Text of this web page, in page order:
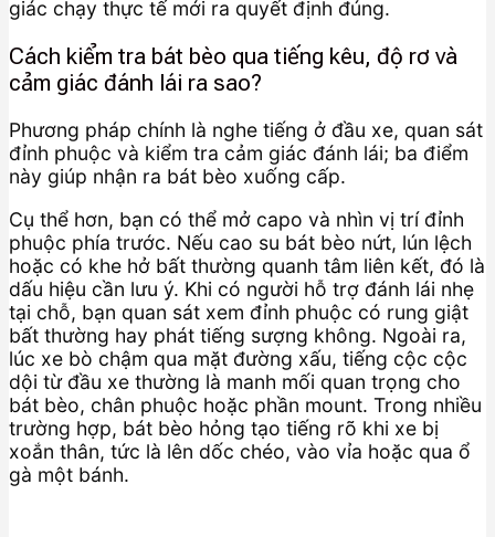
giác chạy thực tế mới ra quyết định đúng.
Cách kiểm tra bát bèo qua tiếng kêu, độ rơ và
cảm giác đánh lái ra sao?
Phương pháp chính là nghe tiếng ở đầu xe, quan sát
đỉnh phuộc và kiểm tra cảm giác đánh lái; ba điểm
này giúp nhận ra bát bèo xuống cấp.
Cụ thể hơn, bạn có thể mở capo và nhìn vị trí đỉnh
phuộc phía trước. Nếu cao su bát bèo nứt, lún lệch
hoặc có khe hở bất thường quanh tâm liên kết, đó là
dấu hiệu cần lưu ý. Khi có người hỗ trợ đánh lái nhẹ
tại chỗ, bạn quan sát xem đỉnh phuộc có rung giật
bất thường hay phát tiếng sượng không. Ngoài ra,
lúc xe bò chậm qua mặt đường xấu, tiếng cộc cộc
dội từ đầu xe thường là manh mối quan trọng cho
bát bèo, chân phuộc hoặc phần mount. Trong nhiều
trường hợp, bát bèo hỏng tạo tiếng rõ khi xe bị
xoắn thân, tức là lên dốc chéo, vào vỉa hoặc qua ổ
gà một bánh.